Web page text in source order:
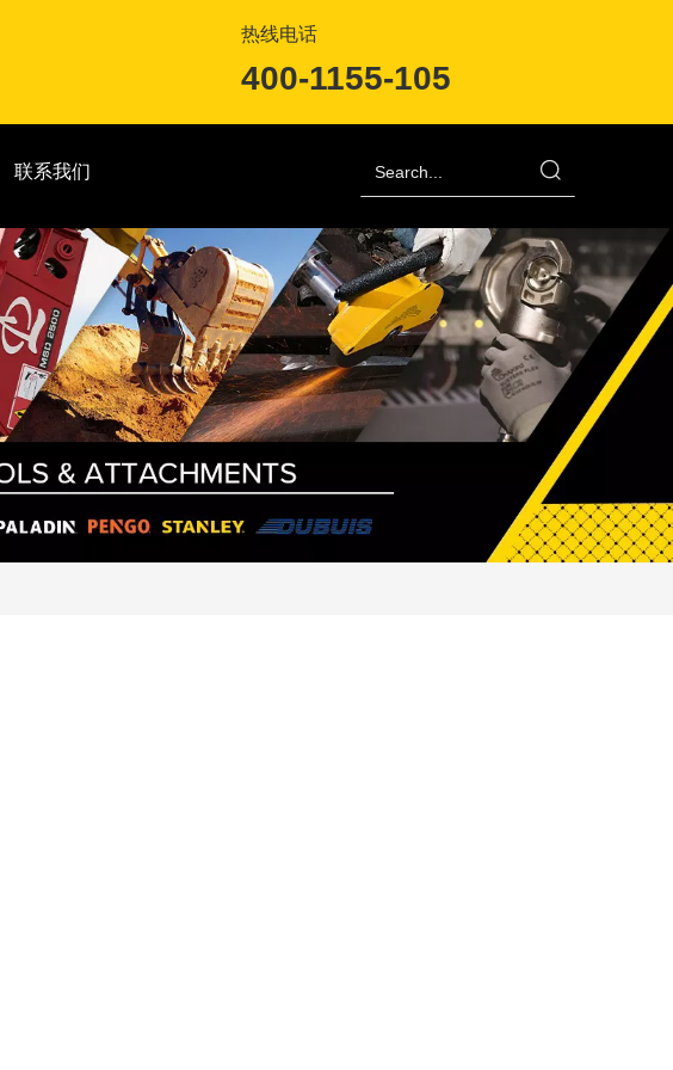
热线电话
400-1155-105
联系我们